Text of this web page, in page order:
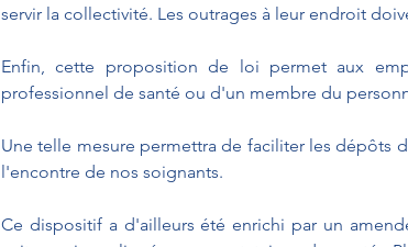
servir la collectivité. Les outrages à leur endroit
Enfin, cette proposition de loi permet aux
professionnel de santé ou d'un membre du
Une telle mesure permettra de faciliter les dépôts
l'encontre de nos soignants.
Ce dispositif a d'ailleurs été enrichi par un